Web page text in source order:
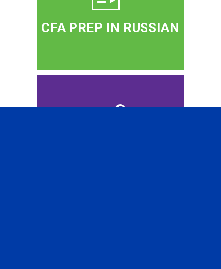
CFA PREP IN RUSSIAN